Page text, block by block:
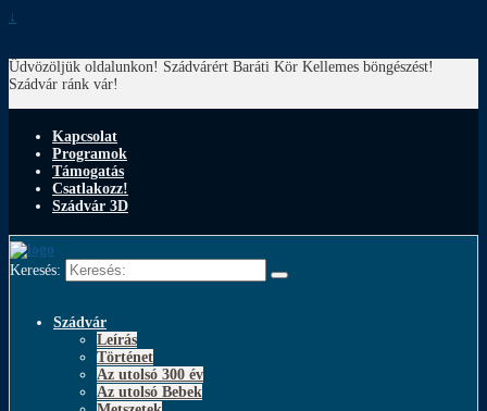
↓
Üdvözöljük oldalunkon! Szádvárért Baráti Kör Kellemes böngészést!
Szádvár ránk vár!
Kapcsolat
Programok
Támogatás
Csatlakozz!
Szádvár 3D
Keresés:
Szádvár
Leírás
Történet
Az utolsó 300 év
Az utolsó Bebek